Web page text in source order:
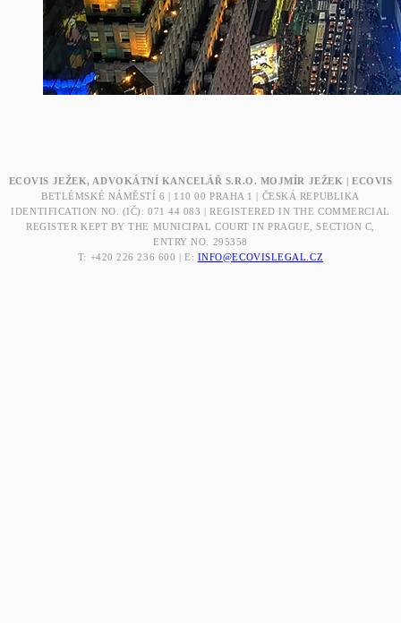
ECOVIS JEŽEK, ADVOKÁTNÍ KANCELÁŘ S.R.O. MOJMÍR JEŽEK | ECOVIS
BETLÉMSKÉ NÁMĚSTÍ 6 | 110 00 PRAHA 1 | ČESKÁ REPUBLIKA
IDENTIFICATION NO. (IČ): 071 44 083 | REGISTERED IN THE COMMERCIAL
REGISTER KEPT BY THE MUNICIPAL COURT IN PRAGUE, SECTION C,
ENTRY NO. 295358
T: +420 226 236 600 | E: INFO@ECOVISLEGAL.CZ